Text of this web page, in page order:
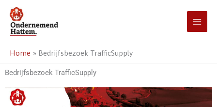
naar
Home
Bedrijfsbezoek TrafficSupply
Bedrijfsbezoek TrafficSupply